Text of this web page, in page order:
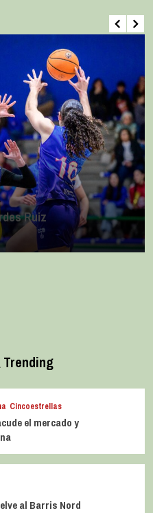
Ruiz
Trending
Cincoestrellas
el mercado y
al Barris Nord